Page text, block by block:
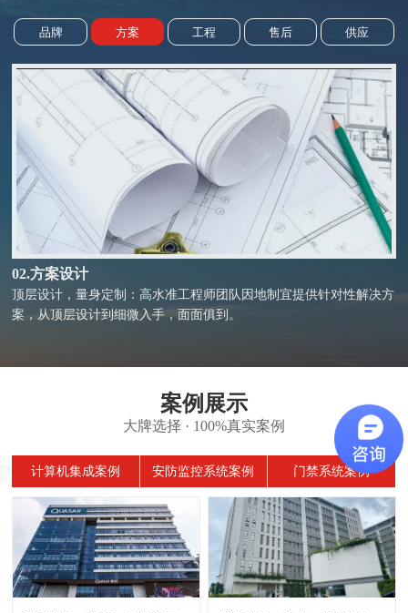
品牌 方案 工程 售后 供应
02.方案设计
顶层设计，量身定制：高水准工程师团队因地制宜提供针对性解决方
案，从顶层设计到细微入手，面面俱到。
案例展示
大牌选择 · 100%真实案例
计算机集成案例 安防监控系统案例 门禁系统案例